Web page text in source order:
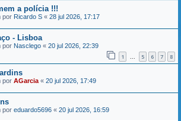
a polícia !!!
por Ricardo S « 28 jul 2026, 17:17
- Lisboa
por Nasclego « 20 jul 2026, 22:39
1 ... 5 6 7 8
por AGarcia « 20 jul 2026, 17:49
por eduardo5696 « 20 jul 2026, 16:59